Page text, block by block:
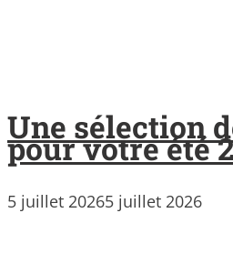
Une sélection
pour votre été
5 juillet 20265 juillet 2026